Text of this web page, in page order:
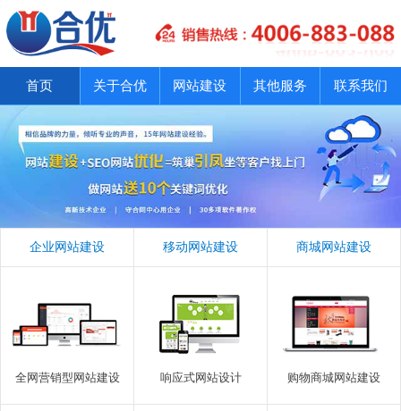
首页 关于合优 网站建设 其他服务 联系我们
企业网站建设 移动网站建设 商城网站建设
全网营销型网站建设 响应式网站设计 购物商城网站建设